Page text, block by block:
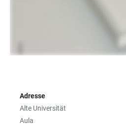
Adresse
Alte Universität
Aula